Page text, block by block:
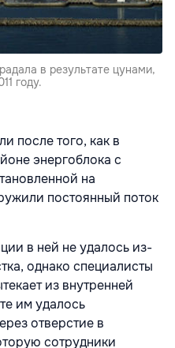
в результате цунами,
году.
после того, как в
энергоблока с
на
постоянный поток
в ней не удалось из-
однако специалисты
из внутренней
им удалось
отверстие в
сотрудники